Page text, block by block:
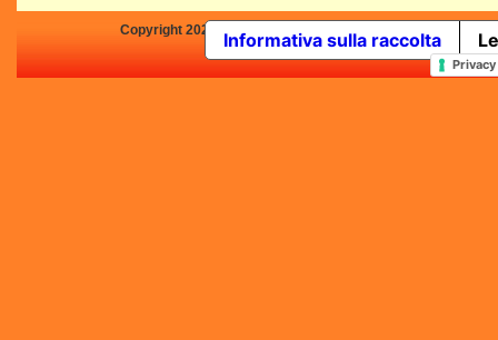
Copyright 2025 by Concorsi-Letterari.it - P.IVA
In qualità di Affiliato
Informativa sulla raccolta